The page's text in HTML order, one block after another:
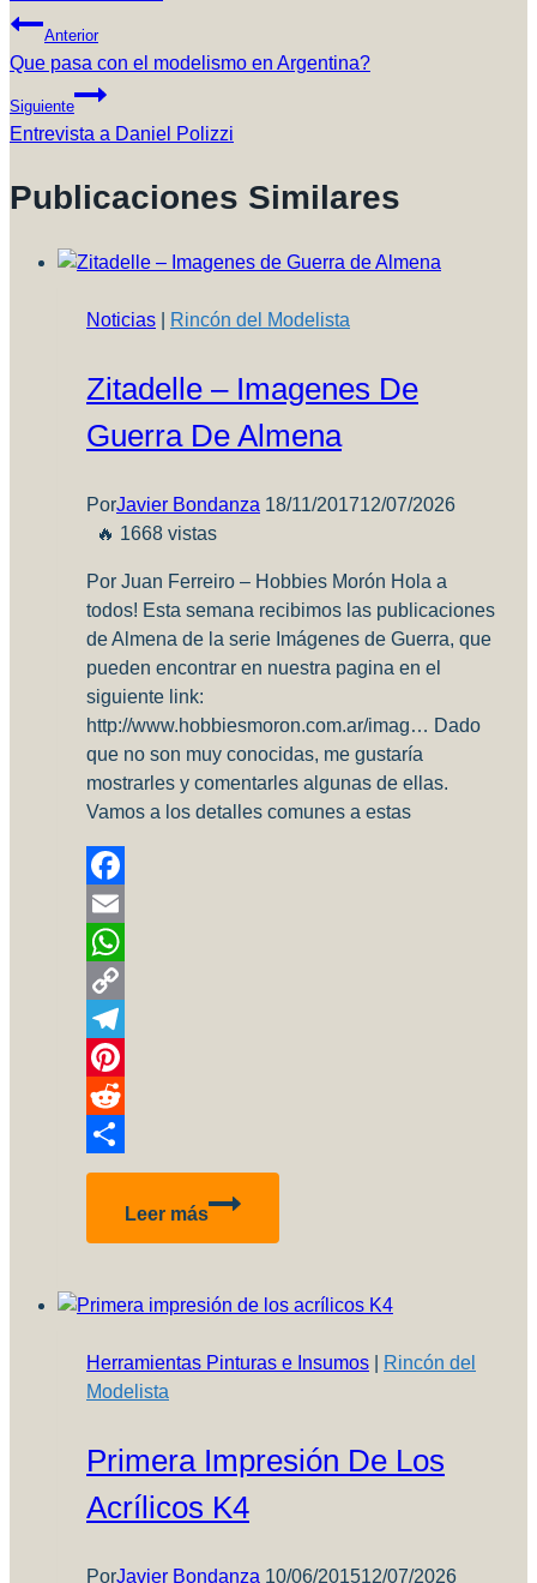
Navegación
De
Entradas
Anterior
Que pasa con el modelismo en Argentina?
Siguiente
Entrevista a Daniel Polizzi
Publicaciones Similares
Noticias Rincón del Modelista
Zitadelle – Imagenes De
Guerra De Almena
PorJavier Bondanza 18/11/201712/07/2026
🔥 1668 vistas
Por Juan Ferreiro – Hobbies Morón Hola a
todos! Esta semana recibimos las publicaciones
de Almena de la serie Imágenes de Guerra, que
pueden encontrar en nuestra pagina en el
siguiente link:
http://www.hobbiesmoron.com.ar/imag… Dado
que no son muy conocidas, me gustaría
mostrarles y comentarles algunas de ellas.
Vamos a los detalles comunes a estas
Facebook
Email
WhatsApp
Copy
Link
Telegram
Pinterest
Reddit
Compartir
Leer más
Zitadelle
Guerra
Almena
Herramientas Pinturas e Insumos
Rincón del
Modelista
Primera Impresión De Los
Acrílicos K4
PorJavier Bondanza 10/06/201512/07/2026